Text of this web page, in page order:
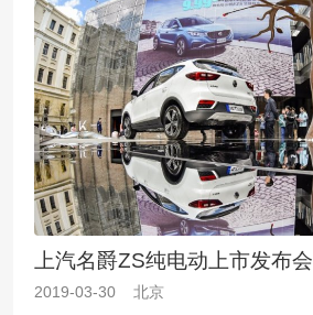
上汽名爵ZS纯电动上市发布会
2019-03-30 北京